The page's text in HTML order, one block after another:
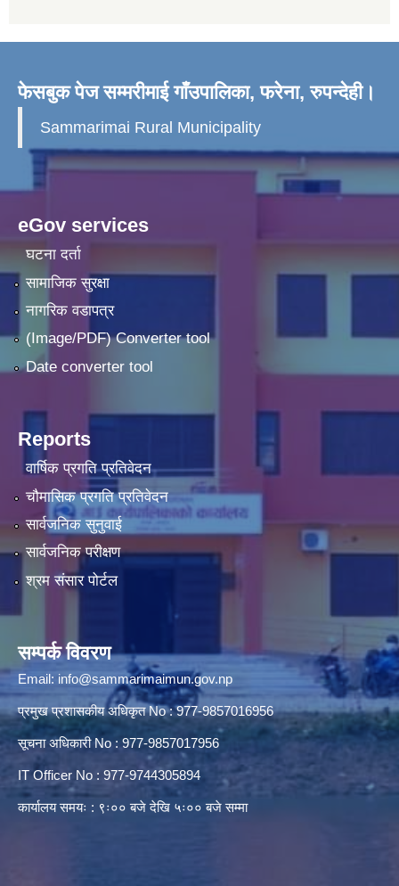
फेसबुक पेज सम्मरीमाई गाँउपालिका, फरेना, रुपन्देही।
Sammarimai Rural Municipality
eGov services
घटना दर्ता
सामाजिक सुरक्षा
नागरिक वडापत्र
(Image/PDF) Converter tool
Date converter tool
Reports
वार्षिक प्रगति प्रतिवेदन
चौमासिक प्रगति प्रतिवेदन
सार्वजनिक सुनुवाई
सार्वजनिक परीक्षण
श्रम संसार पोर्टल
सम्पर्क विवरण
Email: info@sammarimaimun.gov.np
प्रमुख प्रशासकीय अधिकृत No : 977-9857016956
सूचना अधिकारी No : 977-9857017956
IT Officer No : 977-9744305894
कार्यालय समयः : ९ः०० बजे देखि ५ः०० बजे सम्मा